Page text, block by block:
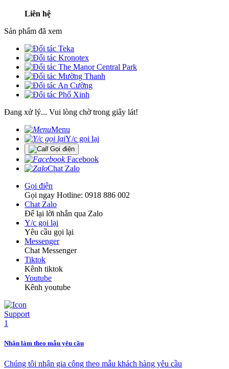
Liên hệ
Sản phẩm đã xem
Đang xử lý... Vui lòng chờ trong giây lát!
Menu
Y/c gọi lại
Gọi điện
Facebook
Chat Zalo
Gọi điện
Gọi ngay Hotline: 0918 886 002
Chat Zalo
Để lại lời nhắn qua Zalo
Y/c gọi lại
Yêu cầu gọi lại
Messenger
Chat Messenger
Tiktok
Kênh tiktok
Youtube
Kênh youtube
Nhận làm theo mẫu yêu cầu
Chúng tôi nhận gia công theo mẫu khách hàng yêu cầu